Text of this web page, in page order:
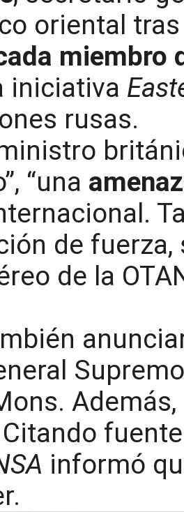
oriental
miembro
iniciativa
rusas.
“una
de fuerza,
de la
informó